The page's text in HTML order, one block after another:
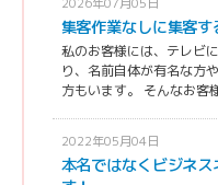
集客作業なしに集客
私のお客様には、テレビ
り、名前自体が有名な方
方もいます。 そんなお客
2022年05月04日
本名ではなくビジネ